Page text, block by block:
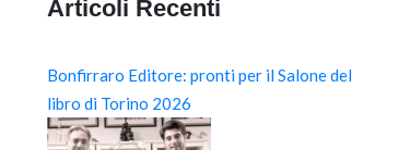
Articoli Recenti
Bonfirraro Editore: pronti per il Salone del
libro di Torino 2026